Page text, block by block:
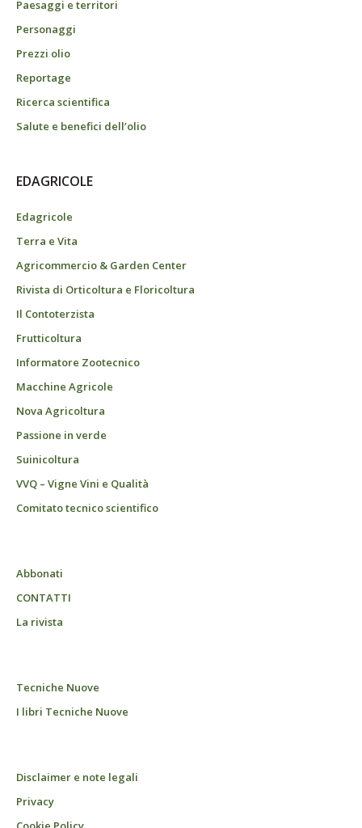
Paesaggi e territori
Personaggi
Prezzi olio
Reportage
Ricerca scientifica
Salute e benefici dell’olio
EDAGRICOLE
Edagricole
Terra e Vita
Agricommercio & Garden Center
Rivista di Orticoltura e Floricoltura
Il Contoterzista
Frutticoltura
Informatore Zootecnico
Macchine Agricole
Nova Agricoltura
Passione in verde
Suinicoltura
VVQ – Vigne Vini e Qualità
Comitato tecnico scientifico
Abbonati
CONTATTI
La rivista
Tecniche Nuove
I libri Tecniche Nuove
Disclaimer e note legali
Privacy